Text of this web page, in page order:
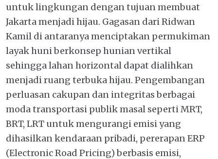
untuk lingkungan dengan tujuan membuat
Jakarta menjadi hijau. Gagasan dari Ridwan
Kamil di antaranya menciptakan permukiman
layak huni berkonsep hunian vertikal
sehingga lahan horizontal dapat dialihkan
menjadi ruang terbuka hijau. Pengembangan
perluasan cakupan dan integritas berbagai
moda transportasi publik masal seperti MRT,
BRT, LRT untuk mengurangi emisi yang
dihasilkan kendaraan pribadi, pererapan ERP
(Electronic Road Pricing) berbasis emisi,